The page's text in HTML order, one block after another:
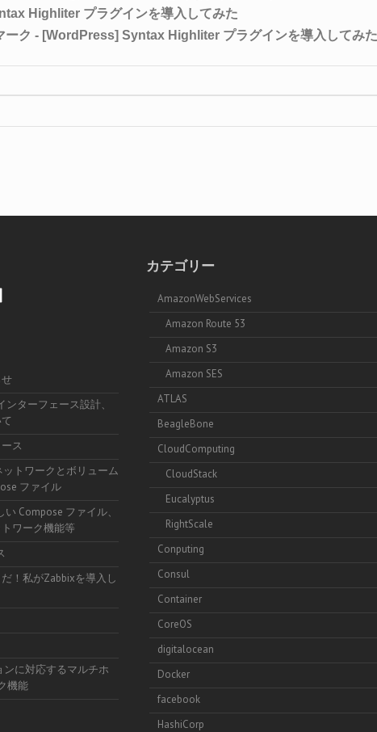
Highliter プラグインを導入してみた
ターフェース設計、
ス
ットワークとボリューム
ファイル
Compose ファイル、
ワーク機能等
！私がZabbixを導入し
ンに対応するマルチホ
機能
カテゴリー
AmazonWebServices
Amazon Route 53
Amazon S3
Amazon SES
ATLAS
BeagleBone
CloudComputing
CloudStack
Eucalyptus
RightScale
Conputing
Consul
Container
CoreOS
digitalocean
Docker
facebook
HashiCorp